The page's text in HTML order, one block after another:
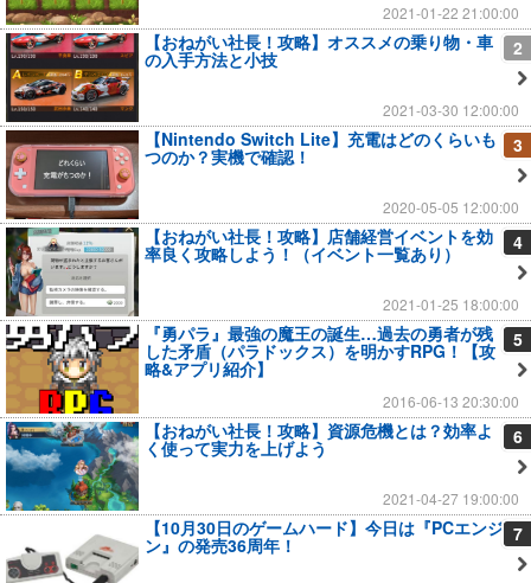
2021-01-22 21:00:00
2
【おねがい社長！攻略】オススメの乗り物・車
の入手方法と小技
2021-03-30 12:00:00
3
【Nintendo Switch Lite】充電はどのくらいも
つのか？実機で確認！
2020-05-05 12:00:00
4
【おねがい社長！攻略】店舗経営イベントを効
率良く攻略しよう！（イベント一覧あり）
2021-01-25 18:00:00
5
『勇パラ』最強の魔王の誕生…過去の勇者が残
した矛盾（パラドックス）を明かすRPG！【攻
略&アプリ紹介】
2016-06-13 20:30:00
6
【おねがい社長！攻略】資源危機とは？効率よ
く使って実力を上げよう
2021-04-27 19:00:00
7
【10月30日のゲームハード】今日は『PCエンジ
ン』の発売36周年！